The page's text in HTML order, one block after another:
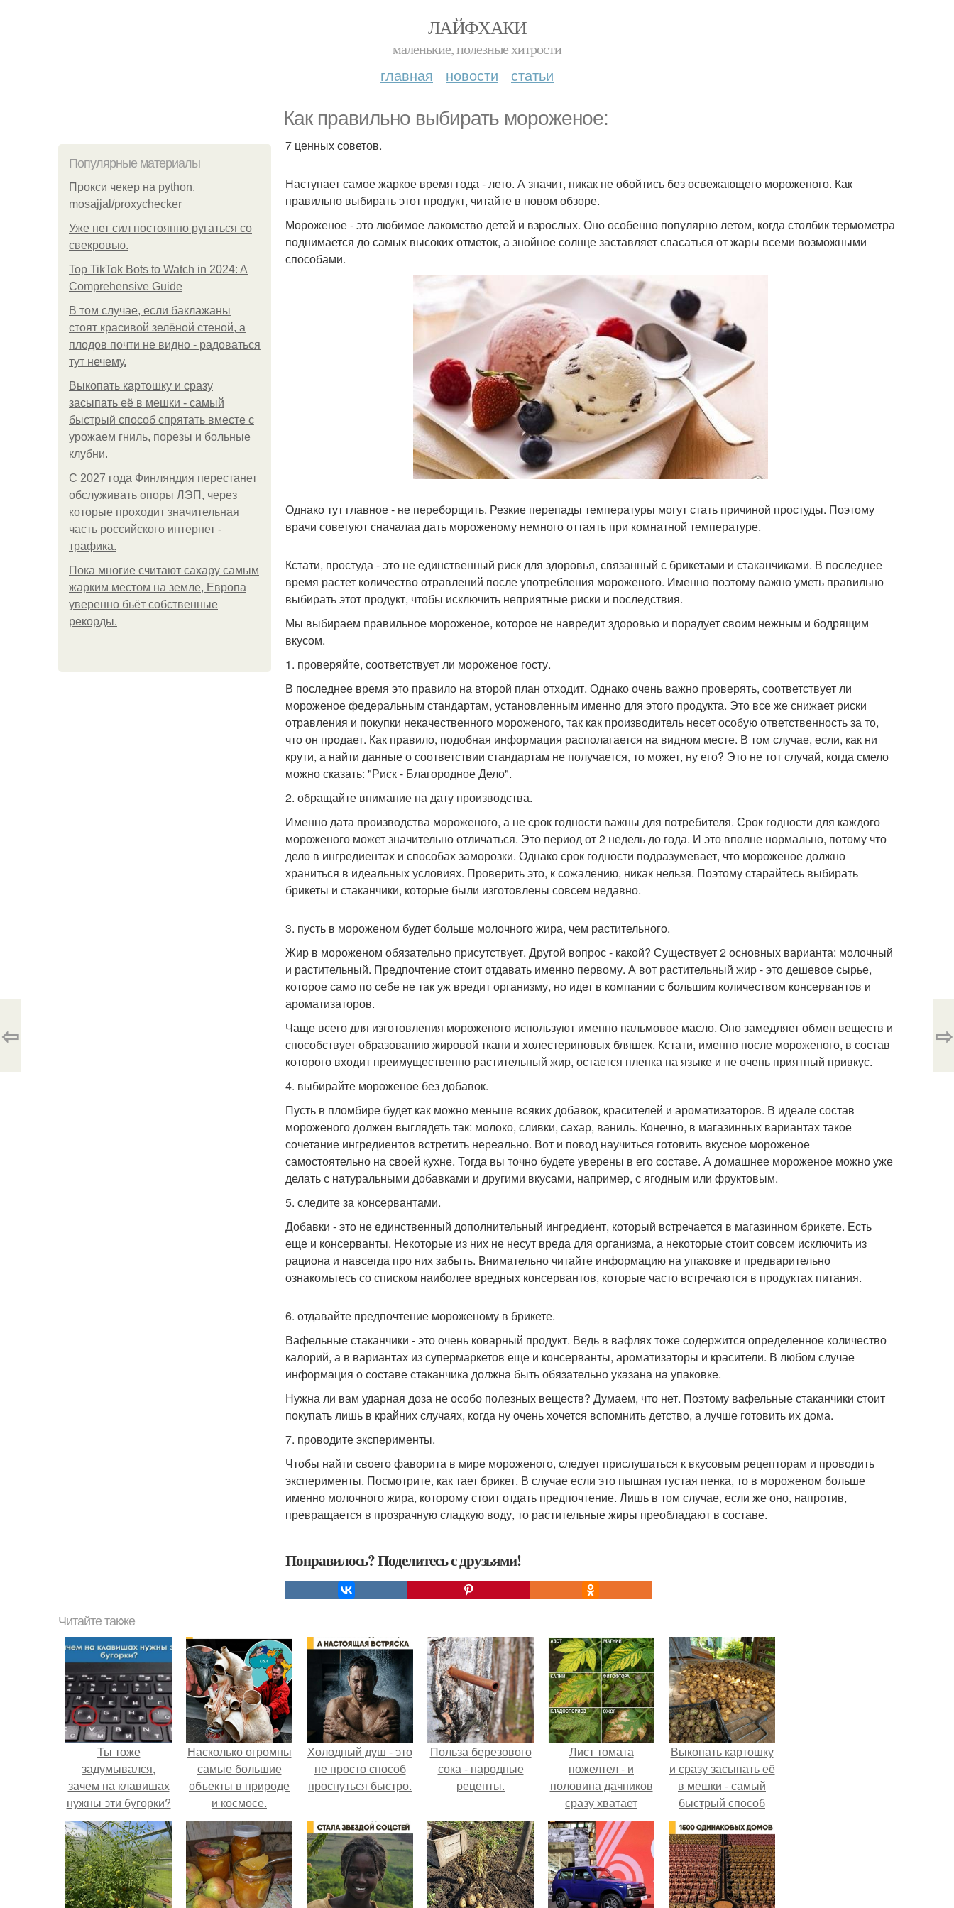
ЛАЙФХАКИ
маленькие, полезные хитрости
главная новости статьи
Как правильно выбирать мороженое:
Популярные материалы
Прокси чекер на python.
mosajjal/proxychecker
Уже нет сил постоянно ругаться со
свекровью.
Top TikTok Bots to Watch in 2024: A
Comprehensive Guide
В том случае, если баклажаны
стоят красивой зелёной стеной, а
плодов почти не видно - радоваться
тут нечему.
Выкопать картошку и сразу
засыпать её в мешки - самый
быстрый способ спрятать вместе с
урожаем гниль, порезы и больные
клубни.
С 2027 года Финляндия перестанет
обслуживать опоры ЛЭП, через
которые проходит значительная
часть российского интернет -
трафика.
Пока многие считают сахару самым
жарким местом на земле, Европа
уверенно бьёт собственные
рекорды.
7 ценных советов.
Наступает самое жаркое время года - лето. А значит, никак не обойтись без освежающего мороженого. Как
правильно выбирать этот продукт, читайте в новом обзоре.
Мороженое - это любимое лакомство детей и взрослых. Оно особенно популярно летом, когда столбик термометра
поднимается до самых высоких отметок, а знойное солнце заставляет спасаться от жары всеми возможными
способами.
Однако тут главное - не переборщить. Резкие перепады температуры могут стать причиной простуды. Поэтому
врачи советуют сначалаа дать мороженому немного оттаять при комнатной температуре.
Кстати, простуда - это не единственный риск для здоровья, связанный с брикетами и стаканчиками. В последнее
время растет количество отравлений после употребления мороженого. Именно поэтому важно уметь правильно
выбирать этот продукт, чтобы исключить неприятные риски и последствия.
Мы выбираем правильное мороженое, которое не навредит здоровью и порадует своим нежным и бодрящим
вкусом.
1. проверяйте, соответствует ли мороженое госту.
В последнее время это правило на второй план отходит. Однако очень важно проверять, соответствует ли
мороженое федеральным стандартам, установленным именно для этого продукта. Это все же снижает риски
отравления и покупки некачественного мороженого, так как производитель несет особую ответственность за то,
что он продает. Как правило, подобная информация располагается на видном месте. В том случае, если, как ни
крути, а найти данные о соответствии стандартам не получается, то может, ну его? Это не тот случай, когда смело
можно сказать: "Риск - Благородное Дело".
2. обращайте внимание на дату производства.
Именно дата производства мороженого, а не срок годности важны для потребителя. Срок годности для каждого
мороженого может значительно отличаться. Это период от 2 недель до года. И это вполне нормально, потому что
дело в ингредиентах и способах заморозки. Однако срок годности подразумевает, что мороженое должно
храниться в идеальных условиях. Проверить это, к сожалению, никак нельзя. Поэтому старайтесь выбирать
брикеты и стаканчики, которые были изготовлены совсем недавно.
3. пусть в мороженом будет больше молочного жира, чем растительного.
Жир в мороженом обязательно присутствует. Другой вопрос - какой? Существует 2 основных варианта: молочный
и растительный. Предпочтение стоит отдавать именно первому. А вот растительный жир - это дешевое сырье,
которое само по себе не так уж вредит организму, но идет в компании с большим количеством консервантов и
ароматизаторов.
Чаще всего для изготовления мороженого используют именно пальмовое масло. Оно замедляет обмен веществ и
способствует образованию жировой ткани и холестериновых бляшек. Кстати, именно после мороженого, в состав
которого входит преимущественно растительный жир, остается пленка на языке и не очень приятный привкус.
4. выбирайте мороженое без добавок.
Пусть в пломбире будет как можно меньше всяких добавок, красителей и ароматизаторов. В идеале состав
мороженого должен выглядеть так: молоко, сливки, сахар, ваниль. Конечно, в магазинных вариантах такое
сочетание ингредиентов встретить нереально. Вот и повод научиться готовить вкусное мороженое
самостоятельно на своей кухне. Тогда вы точно будете уверены в его составе. А домашнее мороженое можно уже
делать с натуральными добавками и другими вкусами, например, с ягодным или фруктовым.
5. следите за консервантами.
Добавки - это не единственный дополнительный ингредиент, который встречается в магазинном брикете. Есть
еще и консерванты. Некоторые из них не несут вреда для организма, а некоторые стоит совсем исключить из
рациона и навсегда про них забыть. Внимательно читайте информацию на упаковке и предварительно
ознакомьтесь со списком наиболее вредных консервантов, которые часто встречаются в продуктах питания.
6. отдавайте предпочтение мороженому в брикете.
Вафельные стаканчики - это очень коварный продукт. Ведь в вафлях тоже содержится определенное количество
калорий, а в вариантах из супермаркетов еще и консерванты, ароматизаторы и красители. В любом случае
информация о составе стаканчика должна быть обязательно указана на упаковке.
Нужна ли вам ударная доза не особо полезных веществ? Думаем, что нет. Поэтому вафельные стаканчики стоит
покупать лишь в крайних случаях, когда ну очень хочется вспомнить детство, а лучше готовить их дома.
7. проводите эксперименты.
Чтобы найти своего фаворита в мире мороженого, следует прислушаться к вкусовым рецепторам и проводить
эксперименты. Посмотрите, как тает брикет. В случае если это пышная густая пенка, то в мороженом больше
именно молочного жира, которому стоит отдать предпочтение. Лишь в том случае, если же оно, напротив,
превращается в прозрачную сладкую воду, то растительные жиры преобладают в составе.
Понравилось? Поделитесь с друзьями!
⇦ ⇨
Читайте также
Ты тоже
задумывался,
зачем на клавишах
нужны эти бугорки?
Насколько огромны
самые большие
объекты в природе
и космосе.
Холодный душ - это
не просто способ
проснуться быстро.
Польза березового
сока - народные
рецепты.
Лист томата
пожелтел - и
половина дачников
сразу хватает
удобрение.
Выкопать картошку
и сразу засыпать её
в мешки - самый
быстрый способ
спрятать вместе с
урожаем гниль,
порезы и больные
клубни.